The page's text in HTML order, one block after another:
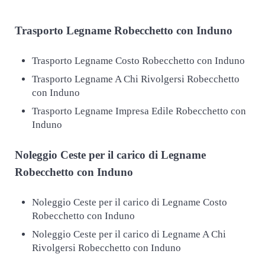
Trasporto Legname Robecchetto con Induno
Trasporto Legname Costo Robecchetto con Induno
Trasporto Legname A Chi Rivolgersi Robecchetto
con Induno
Trasporto Legname Impresa Edile Robecchetto con
Induno
Noleggio Ceste per il carico di Legname
Robecchetto con Induno
Noleggio Ceste per il carico di Legname Costo
Robecchetto con Induno
Noleggio Ceste per il carico di Legname A Chi
Rivolgersi Robecchetto con Induno